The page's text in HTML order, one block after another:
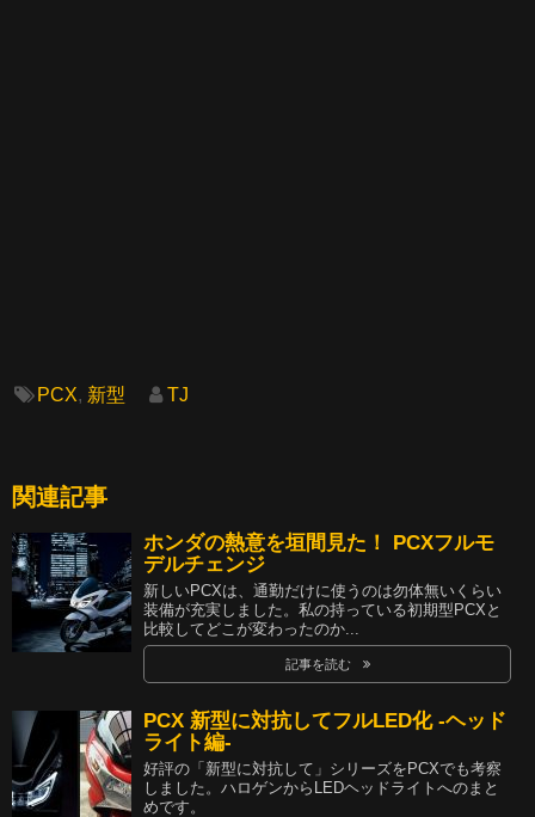
PCX, 新型 TJ
関連記事
ホンダの熱意を垣間見た！ PCXフルモ
デルチェンジ
新しいPCXは、通勤だけに使うのは勿体無いくらい
装備が充実しました。私の持っている初期型PCXと
比較してどこが変わったのか...
記事を読む
PCX 新型に対抗してフルLED化 -ヘッド
ライト編-
好評の「新型に対抗して」シリーズをPCXでも考察
しました。ハロゲンからLEDヘッドライトへのまと
めです。